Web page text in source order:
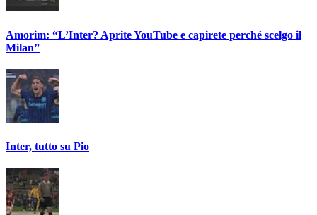
Amorim: “L’Inter? Aprite YouTube e capirete perché scelgo il
Milan”
Inter, tutto su Pio